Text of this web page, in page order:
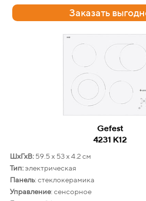
Заказать
Gefest
4231 К12
ШхГхВ: 59.5 х 53 х 4.2 см
Тип:электрическая
Панель: стеклокерамика
Управление: сенсорное
Очистка:эмаль лёгкой очистки
Гарантия
: 24 месяца
Бесплатная доставка
Оплата при получении
Заказать выгодно
Kuppersberg